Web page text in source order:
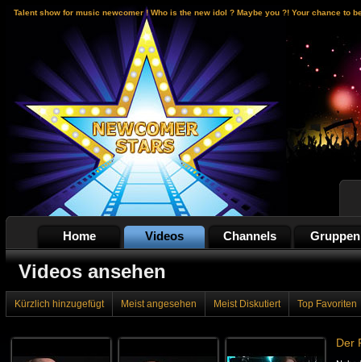
Talent show for music newcomer ! Who is the new idol ? Maybe you ?! Your chance to
Home Videos Channels Gruppen
Videos ansehen
Kürzlich hinzugefügt Meist angesehen Meist Diskutiert Top Favoriten
Der